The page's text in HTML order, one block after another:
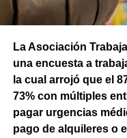
La Asociación
una encuesta a
la cual arrojó que el
73% con múltiples
pagar urgencias
pago de alquileres o